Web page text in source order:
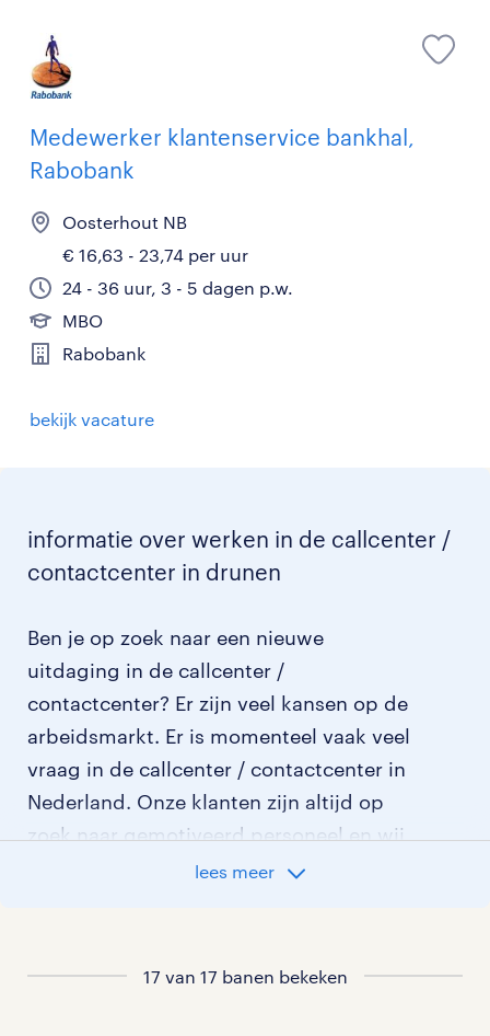
Medewerker klantenservice bankhal,
Rabobank
Oosterhout NB
€ 16,63 - 23,74 per uur
24 - 36 uur, 3 - 5 dagen p.w.
MBO
Rabobank
bekijk vacature
informatie over werken in de callcenter /
contactcenter in drunen
Ben je op zoek naar een nieuwe
uitdaging in de callcenter /
contactcenter? Er zijn veel kansen op de
arbeidsmarkt. Er is momenteel vaak veel
vraag in de callcenter / contactcenter in
Nederland. Onze klanten zijn altijd op
zoek naar gemotiveerd personeel en wij
kijken graag samen met je naar de
meest recente vacatures.
lees meer
17 van 17 banen bekeken